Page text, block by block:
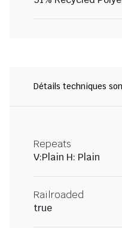
Détails techniques
Repeats
V:Plain H: Plain
Railroaded
true